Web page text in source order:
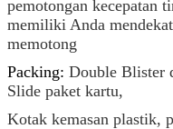
pemotongan kecepatan
memiliki Anda
memotong
Packing: Double Blister
Slide paket kartu,
Kotak kemasan plastik,